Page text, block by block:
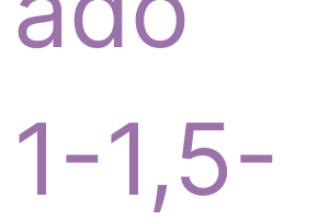
o
1-1,5-